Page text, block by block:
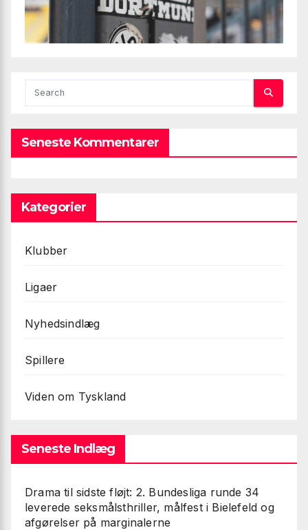
Seneste Kommentarer
Kategorier
Klubber
Ligaer
Nyhedsindlæg
Spillere
Viden om Tyskland
Seneste Indlæg
Drama til sidste fløjt: 2. Bundesliga runde 34
leverede seksmålsthriller, målfest i Bielefeld og
afgørelser på marginalerne